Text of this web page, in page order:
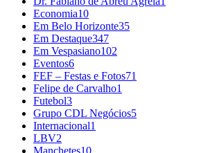
Economia10
Em Belo Horizonte35
Em Destaque347
Em Vespasiano102
Eventos6
FEF – Festas e Fotos71
Felipe de Carvalho1
Futebol3
Grupo CDL Negócios5
Internacional1
LBV2